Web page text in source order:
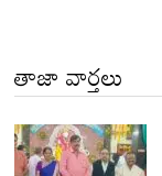
తాజా వార్తలు